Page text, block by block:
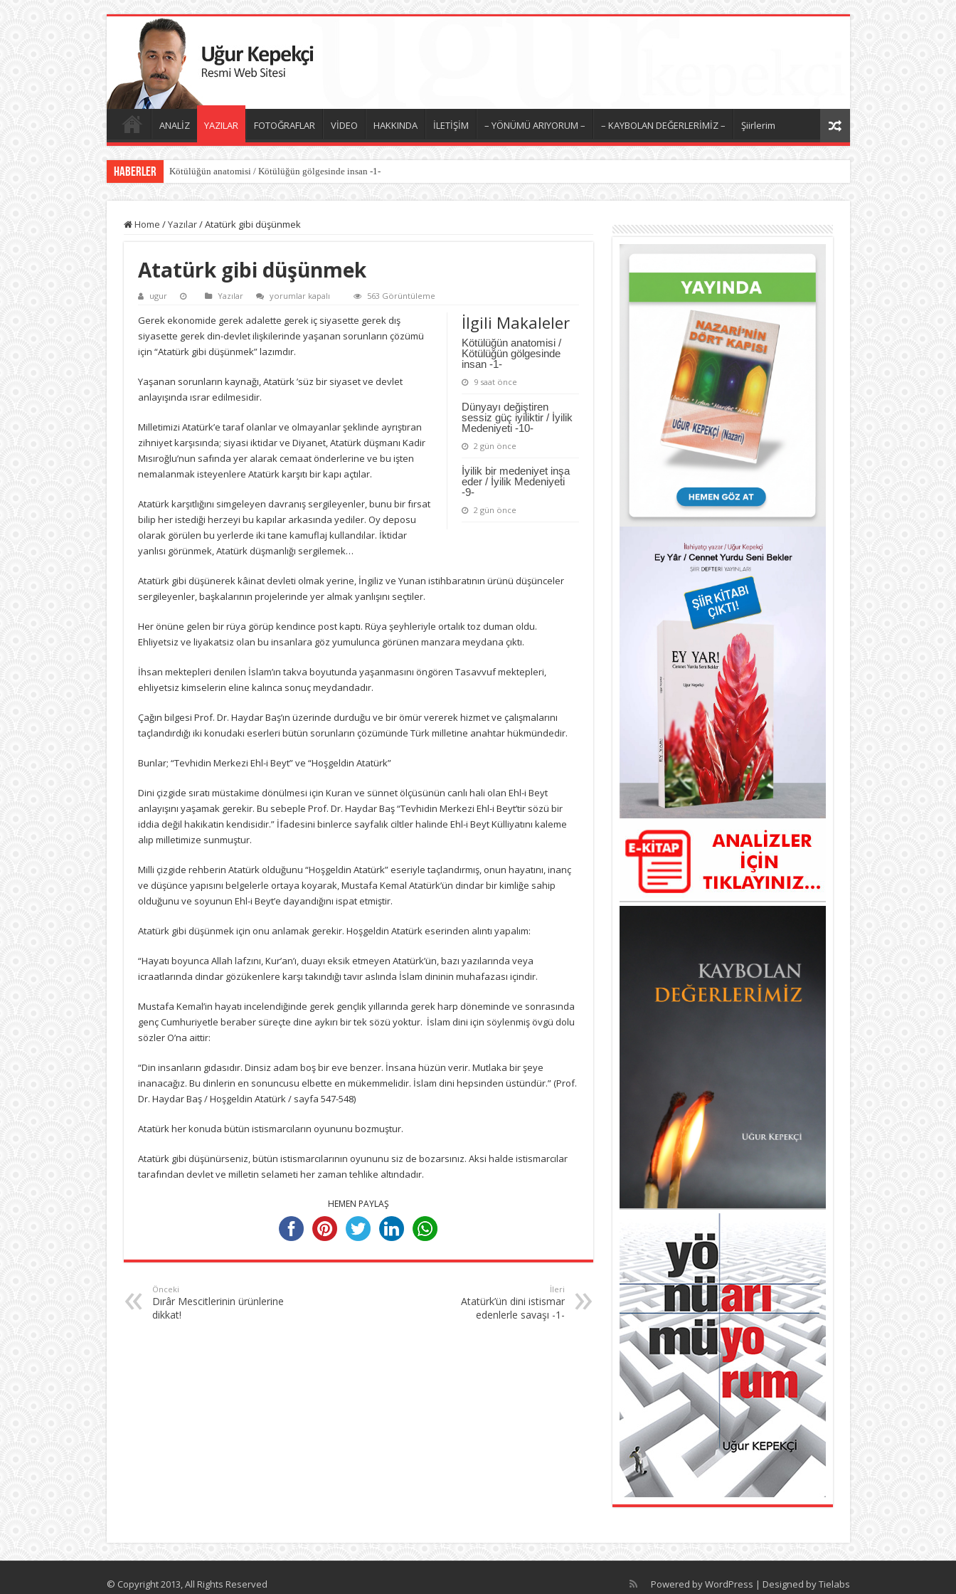
ANALİZ YAZILAR FOTOĞRAFLAR VİDEO HAKKINDA İLETİŞİM – YÖNÜMÜ ARIYORUM – – KAYBOLAN DEĞERLERİMİZ – Şiirlerim
Haberler Kötülüğün anatomisi / Kötülüğün gölgesinde insan -1-
Home /Yazılar/Atatürk gibi düşünmek
Atatürk gibi düşünmek
ugur Yazılar
Atatürk
düşünmek
için
yorumlar kapalı 563 Görüntüleme
İlgili Makaleler
Kötülüğün anatomisi /
Kötülüğün gölgesinde
insan -1-
9 saat önce
Dünyayı değiştiren
sessiz güç iyiliktir / İyilik
Medeniyeti -10-
2 gün önce
İyilik bir medeniyet inşa
eder / İyilik Medeniyeti
-9-
2 gün önce
Gerek ekonomide gerek adalette gerek iç siyasette gerek dış
siyasette gerek din-devlet ilişkilerinde yaşanan sorunların çözümü
için “Atatürk gibi düşünmek” lazımdır.
Yaşanan sorunların kaynağı, Atatürk ’süz bir siyaset ve devlet
anlayışında ısrar edilmesidir.
Milletimizi Atatürk’e taraf olanlar ve olmayanlar şeklinde ayrıştıran
zihniyet karşısında; siyasi iktidar ve Diyanet, Atatürk düşmanı Kadir
Mısıroğlu’nun safında yer alarak cemaat önderlerine ve bu işten
nemalanmak isteyenlere Atatürk karşıtı bir kapı açtılar.
Atatürk karşıtlığını simgeleyen davranış sergileyenler, bunu bir fırsat
bilip her istediği herzeyi bu kapılar arkasında yediler. Oy deposu
olarak görülen bu yerlerde iki tane kamuflaj kullandılar. İktidar
yanlısı görünmek, Atatürk düşmanlığı sergilemek…
Atatürk gibi düşünerek kâinat devleti olmak yerine, İngiliz ve Yunan istihbaratının ürünü düşünceler
sergileyenler, başkalarının projelerinde yer almak yanlışını seçtiler.
Her önüne gelen bir rüya görüp kendince post kaptı. Rüya şeyhleriyle ortalık toz duman oldu.
Ehliyetsiz ve liyakatsiz olan bu insanlara göz yumulunca görünen manzara meydana çıktı.
İhsan mektepleri denilen İslam’ın takva boyutunda yaşanmasını öngören Tasavvuf mektepleri,
ehliyetsiz kimselerin eline kalınca sonuç meydandadır.
Çağın bilgesi Prof. Dr. Haydar Baş’ın üzerinde durduğu ve bir ömür vererek hizmet ve çalışmalarını
taçlandırdığı iki konudaki eserleri bütün sorunların çözümünde Türk milletine anahtar hükmündedir.
Bunlar; “Tevhidin Merkezi Ehl-i Beyt” ve “Hoşgeldin Atatürk”
Dini çizgide sıratı müstakime dönülmesi için Kuran ve sünnet ölçüsünün canlı hali olan Ehl-i Beyt
anlayışını yaşamak gerekir. Bu sebeple Prof. Dr. Haydar Baş “Tevhidin Merkezi Ehl-i Beyt’tir sözü bir
iddia değil hakikatin kendisidir.” İfadesini binlerce sayfalık ciltler halinde Ehl-i Beyt Külliyatını kaleme
alıp milletimize sunmuştur.
Milli çizgide rehberin Atatürk olduğunu “Hoşgeldin Atatürk” eseriyle taçlandırmış, onun hayatını, inanç
ve düşünce yapısını belgelerle ortaya koyarak, Mustafa Kemal Atatürk’ün dindar bir kimliğe sahip
olduğunu ve soyunun Ehl-i Beyt’e dayandığını ispat etmiştir.
Atatürk gibi düşünmek için onu anlamak gerekir. Hoşgeldin Atatürk eserinden alıntı yapalım:
“Hayatı boyunca Allah lafzını, Kur’an’ı, duayı eksik etmeyen Atatürk’ün, bazı yazılarında veya
icraatlarında dindar gözükenlere karşı takındığı tavır aslında İslam dininin muhafazası içindir.
Mustafa Kemal’in hayatı incelendiğinde gerek gençlik yıllarında gerek harp döneminde ve sonrasında
genç Cumhuriyetle beraber süreçte dine aykırı bir tek sözü yoktur. İslam dini için söylenmiş övgü dolu
sözler O’na aittir:
“Din insanların gıdasıdır. Dinsiz adam boş bir eve benzer. İnsana hüzün verir. Mutlaka bir şeye
inanacağız. Bu dinlerin en sonuncusu elbette en mükemmelidir. İslam dini hepsinden üstündür.” (Prof.
Dr. Haydar Baş / Hoşgeldin Atatürk / sayfa 547-548)
Atatürk her konuda bütün istismarcıların oyununu bozmuştur.
Atatürk gibi düşünürseniz, bütün istismarcılarının oyununu siz de bozarsınız. Aksi halde istismarcılar
tarafından devlet ve milletin selameti her zaman tehlike altındadır.
HEMEN PAYLAŞ
Önceki
Dırâr Mescitlerinin ürünlerine
dikkat!
İleri
Atatürk’ün dini istismar
edenlerle savaşı -1-
Powered byWordPress | Designed byTielabs
© Copyright 2013, All Rights Reserved